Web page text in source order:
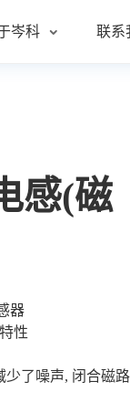
岑科 联系
感(磁
器
性
了噪声, 闭合磁